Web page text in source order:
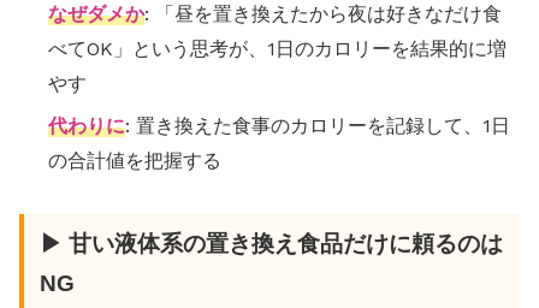
なぜダメか: 「昼を置き換えたから夜は好きなだけ食
べてOK」という思考が、1日のカロリーを結果的に増
やす
代わりに: 置き換えた食事のカロリーを記録して、1日
の合計値を把握する
▶ 甘い液体系の置き換え食品だけに頼るのは
NG